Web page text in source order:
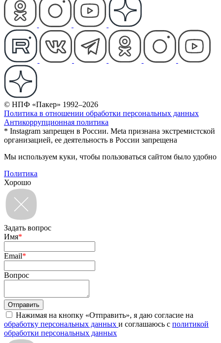
© НПФ «Пакер» 1992–2026
Политика в отношении обработки персональных данных
Антикоррупционная политика
* Instagram запрещен в России. Meta признана экстремистской
организацией, ее деятельность в России запрещена
Мы используем куки, чтобы пользоваться сайтом было удобно
Политика
Хорошо
Задать вопрос
Имя*
Email*
Вопрос
Нажимая на кнопку «Отправить», я даю согласие на
обработку персональных данных и соглашаюсь с политикой
обработки персональных данных